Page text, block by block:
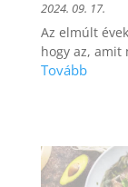
2024. 09. 17.
Az elmúlt
hogy az, amit